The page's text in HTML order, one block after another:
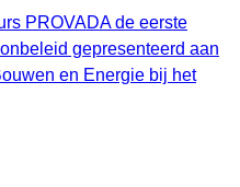
PROVADA de eerste
gepresenteerd aan
en Energie bij het